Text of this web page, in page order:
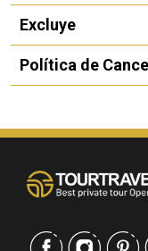
Excluye
Política de